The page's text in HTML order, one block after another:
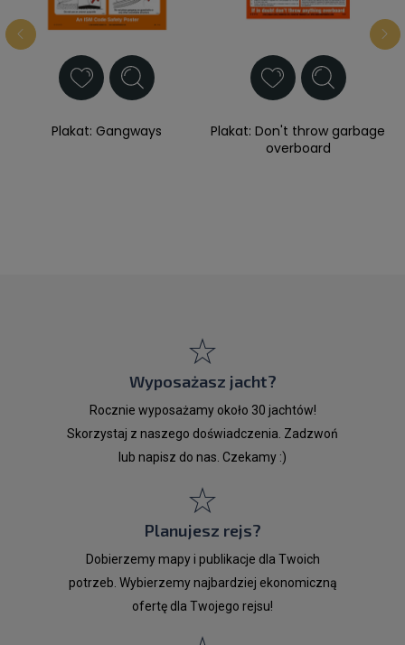
Plakat: Gangways
Plakat: Don't throw garbage
overboard
Wyposażasz jacht?
Rocznie wyposażamy około 30 jachtów!
Skorzystaj z naszego doświadczenia. Zadzwoń
lub napisz do nas. Czekamy :)
Planujesz rejs?
Dobierzemy mapy i publikacje dla Twoich
potrzeb. Wybierzemy najbardziej ekonomiczną
ofertę dla Twojego rejsu!